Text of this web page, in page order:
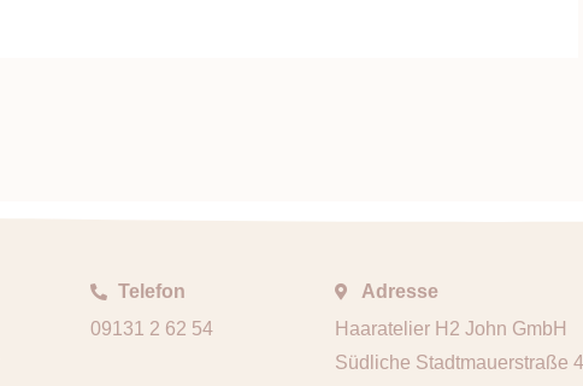
Telefon
09131 2 62 54
Adresse
Haaratelier H2 John GmbH
Südliche Stadtmauerstraße 4